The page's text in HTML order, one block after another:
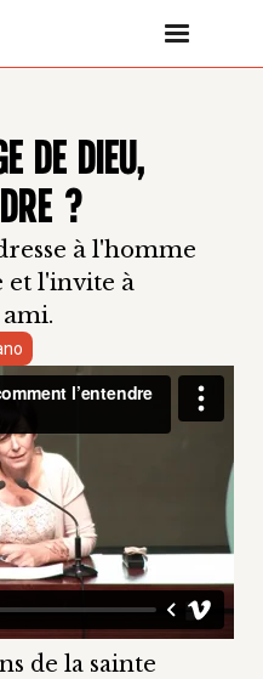
DE DIEU,
?
à l'homme
et l'invite à
de la sainte